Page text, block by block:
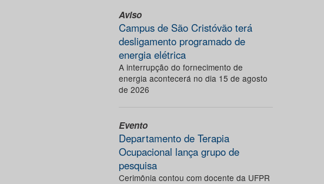
Aviso
Campus de São Cristóvão terá
desligamento programado de
energia elétrica
A interrupção do fornecimento de
energia acontecerá no dia 15 de agosto
de 2026
Evento
Departamento de Terapia
Ocupacional lança grupo de
pesquisa
Cerimônia contou com docente da UFPR